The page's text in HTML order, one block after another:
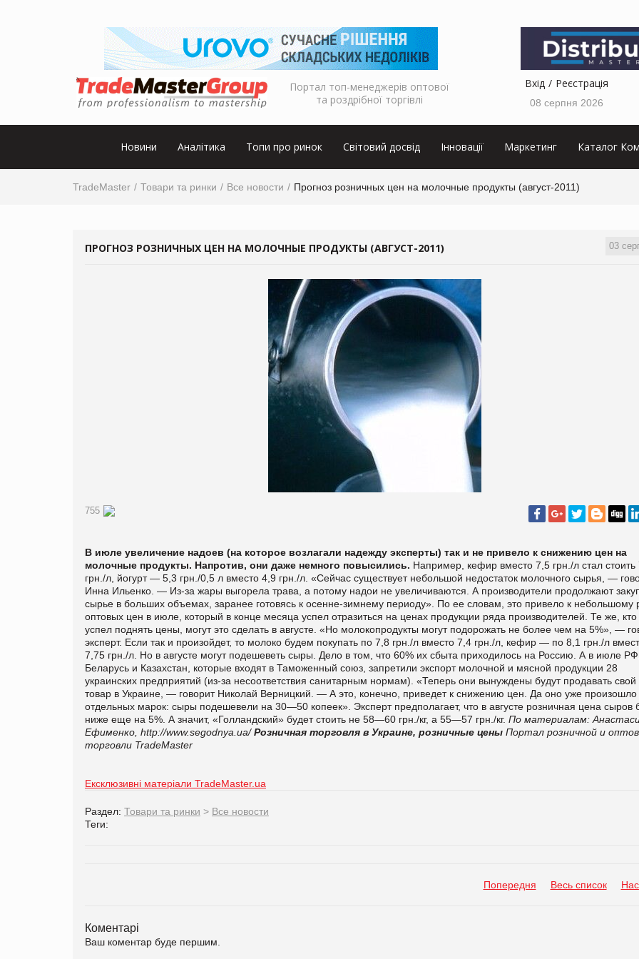
Портал топ-менеджерів оптової
та роздрібної торгівлі
Вхід Реєстрація
08 серпня 2026
Новини Аналітика Топи про ринок Світовий досвід Інновації Маркетинг Каталог
TradeMaster Товари та ринки Все новости Прогноз розничных цен на молочные продукты (август-2011)
03
ПРОГНОЗ РОЗНИЧНЫХ ЦЕН НА МОЛОЧНЫЕ ПРОДУКТЫ (АВГУСТ-2011)
755
В июле увеличение надоев (на которое возлагали надежду эксперты) так и не привело к снижению цен на
молочные продукты. Напротив, они даже немного повысились. Например, кефир вместо 7,5 грн./л стал стоить
грн./л, йогурт — 5,3 грн./0,5 л вместо 4,9 грн./л. «Сейчас существует небольшой недостаток молочного сырья, —
Инна Ильенко. — Из-за жары выгорела трава, а потому надои не увеличиваются. А производители продолжают
сырье в больших объемах, заранее готовясь к осенне-зимнему периоду». По ее словам, это привело к небольшому
оптовых цен в июле, который в конце месяца успел отразиться на ценах продукции ряда производителей. Те же,
успел поднять цены, могут это сделать в августе. «Но молокопродукты могут подорожать не более чем на 5%», —
эксперт. Если так и произойдет, то молоко будем покупать по 7,8 грн./л вместо 7,4 грн./л, кефир — по 8,1 грн./л
7,75 грн./л. Но в августе могут подешеветь сыры. Дело в том, что 60% их сбыта приходилось на Россию. А в июле РФ,
Беларусь и Казахстан, которые входят в Таможенный союз, запретили экспорт молочной и мясной продукции 28
украинских предприятий (из-за несоответствия санитарным нормам). «Теперь они вынуждены будут продавать свой
товар в Украине, — говорит Николай Верницкий. — А это, конечно, приведет к снижению цен. Да оно уже произошло
отдельных марок: сыры подешевели на 30—50 копеек». Эксперт предполагает, что в августе розничная цена сыров
ниже еще на 5%. А значит, «Голландский» будет стоить не 58—60 грн./кг, а 55—57 грн./кг. По материалам:
Ефименко, http://www.segodnya.ua/Розничная торговля в Украине, розничные цены Портал розничной и
торговли TradeMaster
Ексклюзивні матеріали TradeMaster.ua
Раздел: Товари та ринки > Все новости
Теги:
Попередня Весь список
Коментарі
Ваш коментар буде першим.